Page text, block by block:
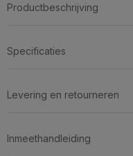
Productbeschrijving
Specificaties
Levering en retourneren
Inmeethandleiding